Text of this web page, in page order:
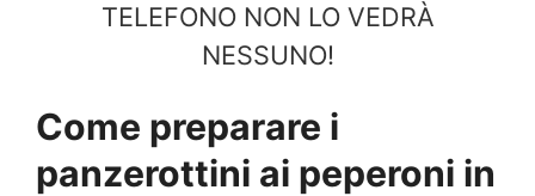
TELEFONO NON LO VEDRÀ
NESSUNO!
Come preparare i
panzerottini ai peperoni in